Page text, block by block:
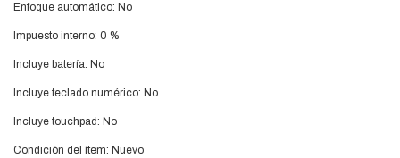
Enfoque automático: No
Impuesto interno: 0 %
Incluye batería: No
Incluye teclado numérico: No
Incluye touchpad: No
Condición del ítem: Nuevo